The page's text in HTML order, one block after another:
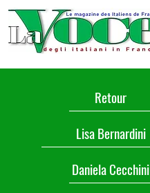
Retour
Lisa Bernardini
Daniela Cecchini